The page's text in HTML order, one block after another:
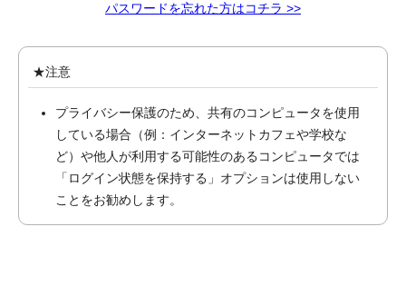
パスワードを忘れた方はコチラ >>
★注意
プライバシー保護のため、共有のコンピュータを使用
している場合（例：インターネットカフェや学校な
ど）や他人が利用する可能性のあるコンピュータでは
「ログイン状態を保持する」オプションは使用しない
ことをお勧めします。